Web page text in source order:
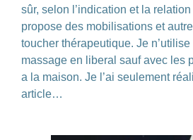
sûr, selon l’indication et la
propose des mobilisations et
toucher thérapeutique. Je n’utilise
massage en liberal sauf avec les
a la maison. Je l’ai seulement
article…